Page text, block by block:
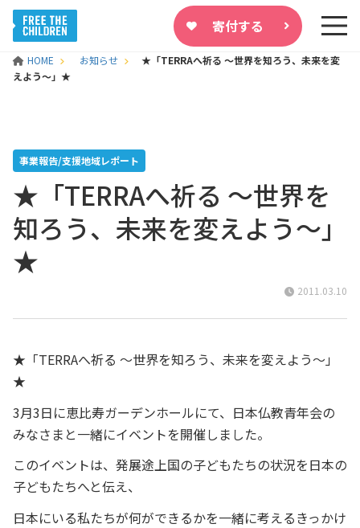
寄付する
HOME お知らせ
★「TERRAへ祈る ～世界を知ろう、未来を変
えよう～」★
事業報告/支援地域レポート
★「TERRAへ祈る ～世界を
知ろう、未来を変えよう～」
★
2011.03.10
★「TERRAへ祈る ～世界を知ろう、未来を変えよう～」
★
3月3日に恵比寿ガーデンホールにて、日本仏教青年会の
みなさまと一緒にイベントを開催しました。
このイベントは、発展途上国の子どもたちの状況を日本の
子どもたちへと伝え、
日本にいる私たちが何ができるかを一緒に考えるきっかけ